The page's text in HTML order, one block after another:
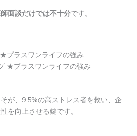
面談だけでは不十分です。
★プラスワンライフの強み
★プラスワンライフの強み
が、9.5%の高ストレス者を救い、企
を向上させる鍵です。